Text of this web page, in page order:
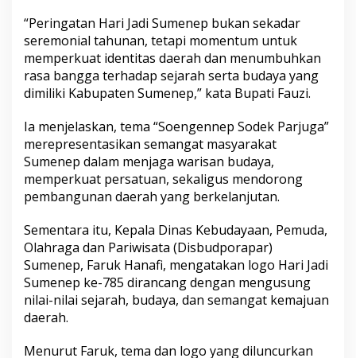
“Peringatan Hari Jadi Sumenep bukan sekadar
seremonial tahunan, tetapi momentum untuk
memperkuat identitas daerah dan menumbuhkan
rasa bangga terhadap sejarah serta budaya yang
dimiliki Kabupaten Sumenep,” kata Bupati Fauzi.
Ia menjelaskan, tema “Soengennep Sodek Parjuga”
merepresentasikan semangat masyarakat
Sumenep dalam menjaga warisan budaya,
memperkuat persatuan, sekaligus mendorong
pembangunan daerah yang berkelanjutan.
Sementara itu, Kepala Dinas Kebudayaan, Pemuda,
Olahraga dan Pariwisata (Disbudporapar)
Sumenep, Faruk Hanafi, mengatakan logo Hari Jadi
Sumenep ke-785 dirancang dengan mengusung
nilai-nilai sejarah, budaya, dan semangat kemajuan
daerah.
Menurut Faruk, tema dan logo yang diluncurkan